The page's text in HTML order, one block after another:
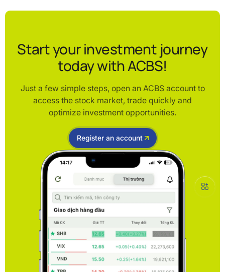
Start your investment journey
today with ACBS!
Just a few simple steps, open an ACBS account to
access the stock market, trade quickly and
optimize investment opportunities.
Register an account